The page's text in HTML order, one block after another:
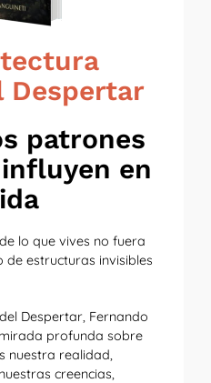
Despertar
patrones
en
lo que vives no fuera
de estructuras invisibles
Despertar, Fernando
profunda sobre
nuestra realidad,
creencias,